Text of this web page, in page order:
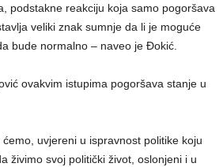
podstakne reakciju koja samo pogoršava
veliki znak sumnje da li je moguće
bude normalno – naveo je Đokić.
ovakvim istupima pogoršava stanje u
uvjereni u ispravnost politike koju
živimo svoj politički život, oslonjeni i u